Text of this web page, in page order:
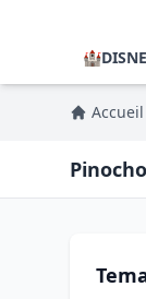
🏰
Accueil
Pinocho